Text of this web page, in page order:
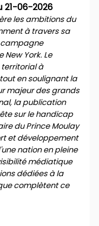
06-2026
les ambitions du
à travers sa
York. Le
territorial à
en soulignant la
majeur des grands
la publication
sur le handicap
du Prince Moulay
et développement
nation en pleine
médiatique
dédiées à la
complètent ce